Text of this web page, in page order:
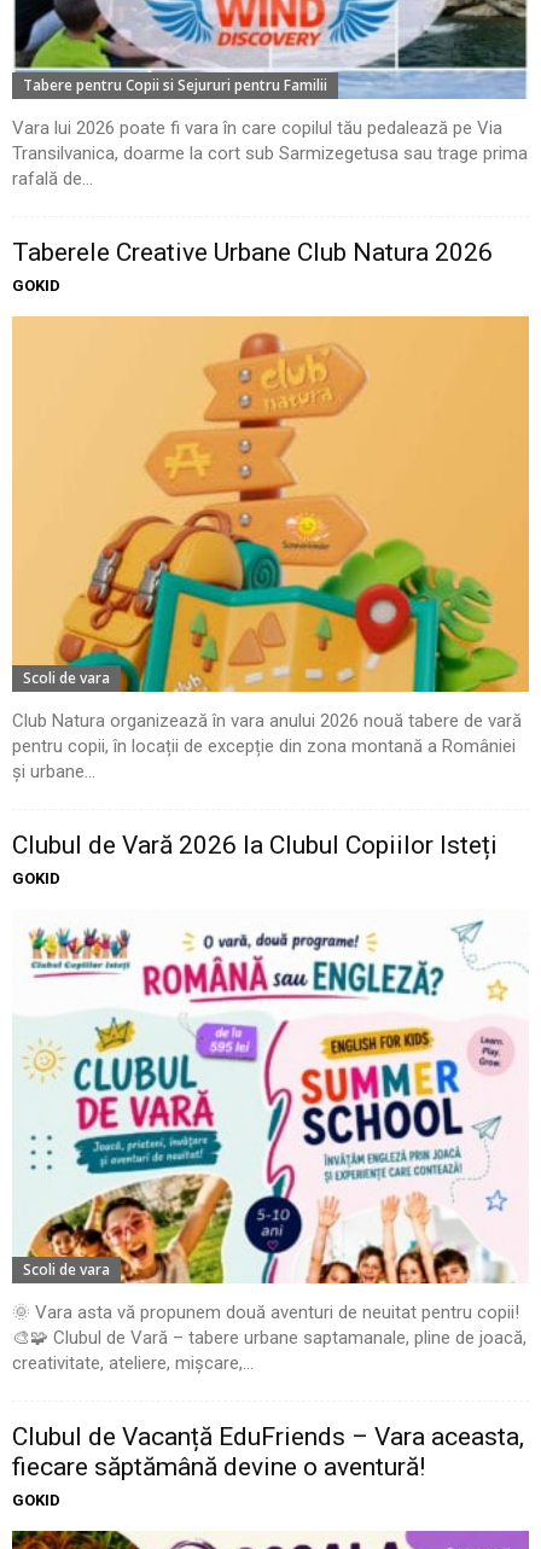
Tabere pentru Copii si Sejururi pentru Familii
Vara lui 2026 poate fi vara în care copilul tău pedalează pe Via
Transilvanica, doarme la cort sub Sarmizegetusa sau trage prima
rafală de...
Taberele Creative Urbane Club Natura 2026
GOKID
Scoli de vara
Club Natura organizează în vara anului 2026 nouă tabere de vară
pentru copii, în locații de excepție din zona montană a României
și urbane...
Clubul de Vară 2026 la Clubul Copiilor Isteți
GOKID
Scoli de vara
🌞 Vara asta vă propunem două aventuri de neuitat pentru copii!
🎨🧩 Clubul de Vară – tabere urbane saptamanale, pline de joacă,
creativitate, ateliere, mișcare,...
Clubul de Vacanță EduFriends – Vara aceasta,
fiecare săptămână devine o aventură!
GOKID